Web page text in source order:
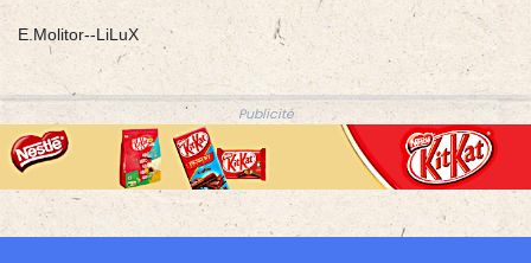
E.Molitor--LiLuX
Publicité